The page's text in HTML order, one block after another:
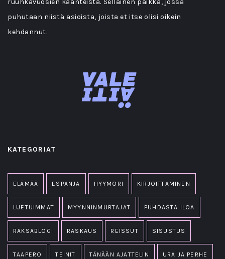
puhutaan niistä asioista, joista et itse olisi oikein
kehdannut.
KATEGORIAT
ELÄMÄÄ ESPANJA HYYMÖRI KIRJOITTAMINEN
LUETUIMMAT MYYNNINMURTAJAT PUHDASTA ILOA
RAKSABLOGI RASKAUS REISSUT SISUSTUS
TAAPERO TEINIT TÄNÄÄN AJATTELIN URA JA PERHE